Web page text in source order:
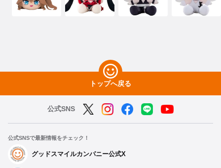
トップへ戻る
公式SNS
公式SNSで最新情報をチェック！
グッドスマイルカンパニー公式X